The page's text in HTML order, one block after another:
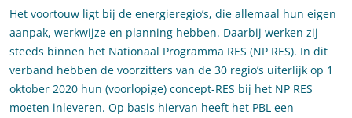
Het voortouw ligt bij de energieregio’s, die allemaal hun eigen
aanpak, werkwijze en planning hebben. Daarbij werken zij
steeds binnen het Nationaal Programma RES (NP RES). In dit
verband hebben de voorzitters van de 30 regio’s uiterlijk op 1
oktober 2020 hun (voorlopige) concept-RES bij het NP RES
moeten inleveren. Op basis hiervan heeft het PBL een